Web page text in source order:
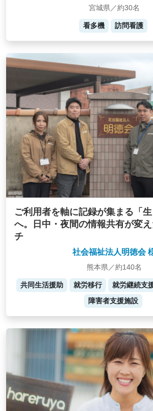
宮城県／約30名
看多機 訪問看護
ご利用者を軸に記録が集まる「生
へ。日中・夜間の情報共有が変
チ
社会福祉法人明徳会
熊本県／約140名
共同生活援助 就労移行 就労継続支
障害者支援施設